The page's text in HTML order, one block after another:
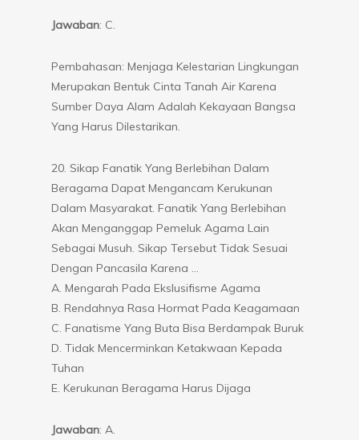
Jawaban: C.
Pembahasan: Menjaga Kelestarian Lingkungan
Merupakan Bentuk Cinta Tanah Air Karena
Sumber Daya Alam Adalah Kekayaan Bangsa
Yang Harus Dilestarikan.
20. Sikap Fanatik Yang Berlebihan Dalam
Beragama Dapat Mengancam Kerukunan
Dalam Masyarakat. Fanatik Yang Berlebihan
Akan Menganggap Pemeluk Agama Lain
Sebagai Musuh. Sikap Tersebut Tidak Sesuai
Dengan Pancasila Karena …
A. Mengarah Pada Ekslusifisme Agama
B. Rendahnya Rasa Hormat Pada Keagamaan
C. Fanatisme Yang Buta Bisa Berdampak Buruk
D. Tidak Mencerminkan Ketakwaan Kepada
Tuhan
E. Kerukunan Beragama Harus Dijaga
Jawaban: A.